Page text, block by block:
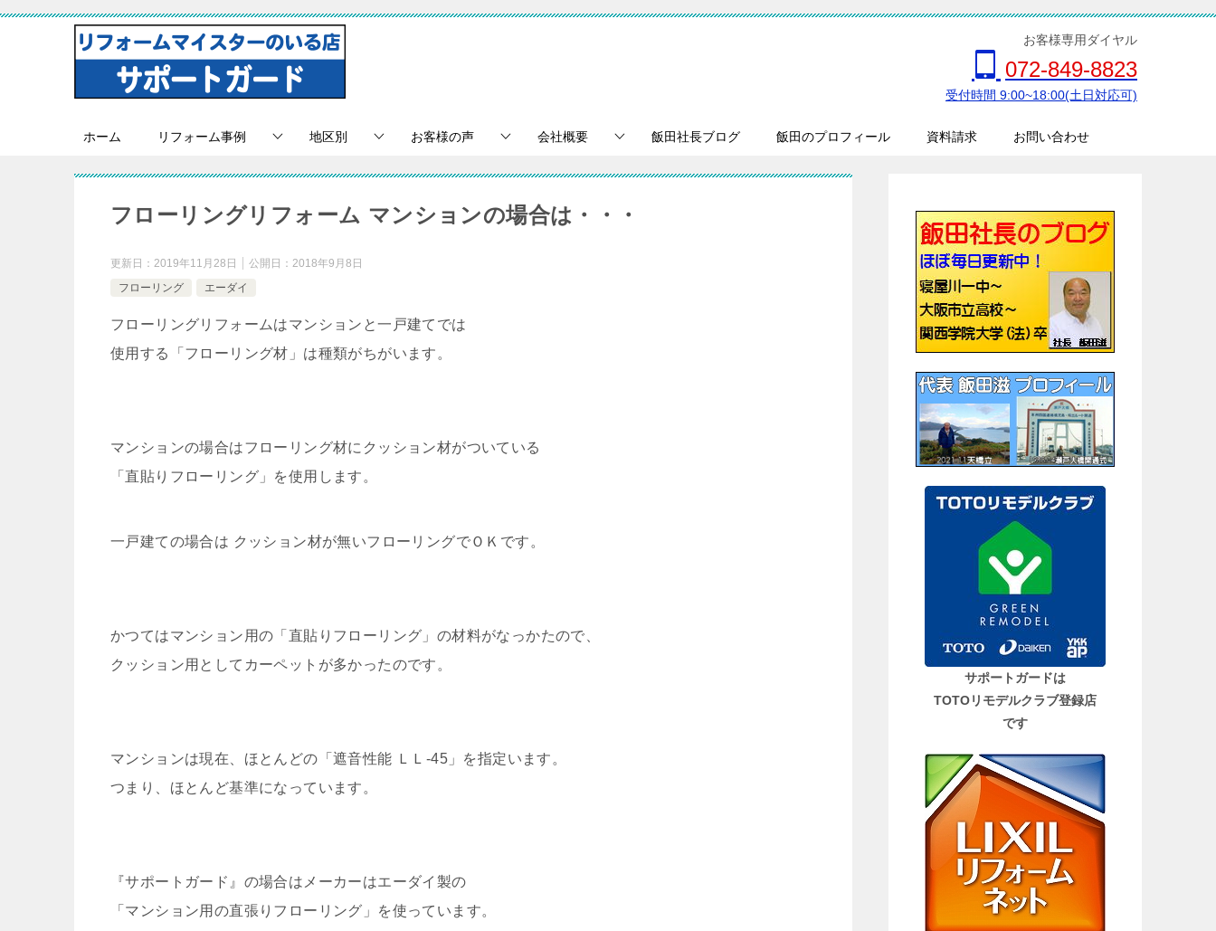
お客様専用ダイヤル
072-849-8823
受付時間 9:00~18:00(土日対応可)
ホーム リフォーム事例 地区別 お客様の声 会社概要 飯田社長ブログ 飯田のプロフィール 資料請求 お問い合わせ
フローリングリフォーム マンションの場合は・・・
更新日： 2019年11月28日 公開日： 2018年9月8日
フローリング
エーダイ
フローリングリフォームはマンションと一戸建てでは
使用する「フローリング材」は種類がちがいます。
マンションの場合はフローリング材にクッション材がついている
「直貼りフローリング」を使用します。
一戸建ての場合は クッション材が無いフローリングでＯＫです。
かつてはマンション用の「直貼りフローリング」の材料がなっかたので、
クッション用としてカーペットが多かったのです。
マンションは現在、ほとんどの「遮音性能 ＬＬ-45」を指定います。
つまり、ほとんど基準になっています。
『サポートガード』の場合はメーカーはエーダイ製の
「マンション用の直張りフローリング」を使っています。
サポートガードは
TOTOリモデルクラブ登録店
です